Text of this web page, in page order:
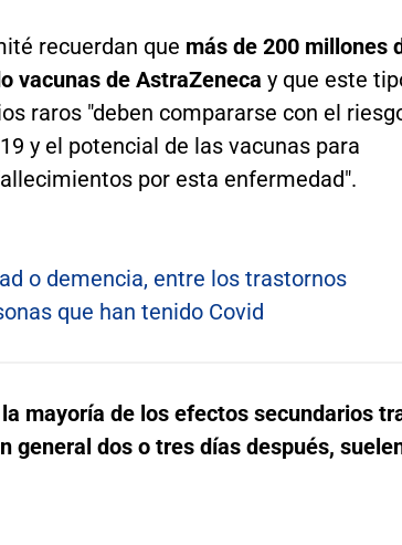
recuerdan que más de 200 millones
vacunas de AstraZeneca y que este
raros "deben compararse con el
y el potencial de las vacunas para
por esta enfermedad".
o demencia, entre los trastornos
que han tenido Covid
la mayoría de los efectos secundarios
general dos o tres días después,